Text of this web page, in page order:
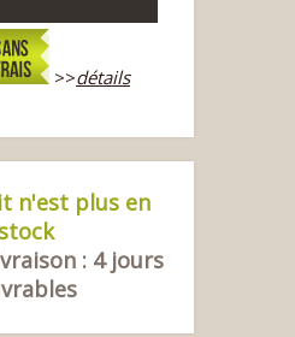
>>détails
n'est plus en
stock
: 4 jours